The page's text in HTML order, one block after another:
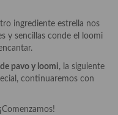
hierbas aromáticas o
ingrediente estrella nos
y sencillas conde el loomi
pavo y loomi, la siguiente
continuaremos con